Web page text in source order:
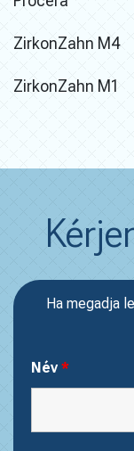
ZirkonZahn M4
ZirkonZahn M1
Ha megadja
Név *